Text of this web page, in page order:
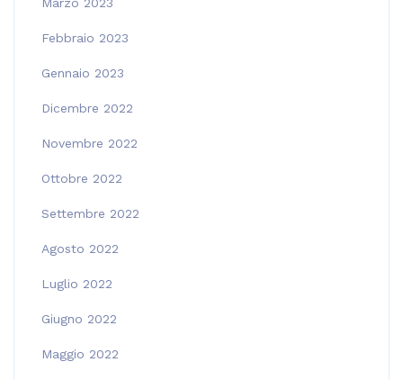
Febbraio 2023
Gennaio 2023
Dicembre 2022
Novembre 2022
Ottobre 2022
Settembre 2022
Agosto 2022
Luglio 2022
Giugno 2022
Maggio 2022